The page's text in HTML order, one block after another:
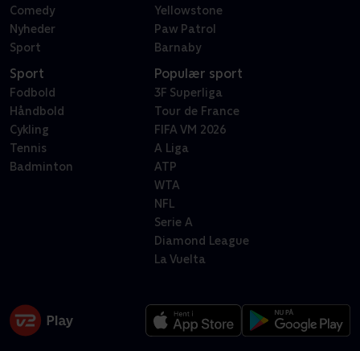
Comedy
Nyheder
Sport
Yellowstone
Paw Patrol
Barnaby
Sport
Fodbold
Håndbold
Cykling
Tennis
Badminton
Populær sport
3F Superliga
Tour de France
FIFA VM 2026
A Liga
ATP
WTA
NFL
Serie A
Diamond League
La Vuelta